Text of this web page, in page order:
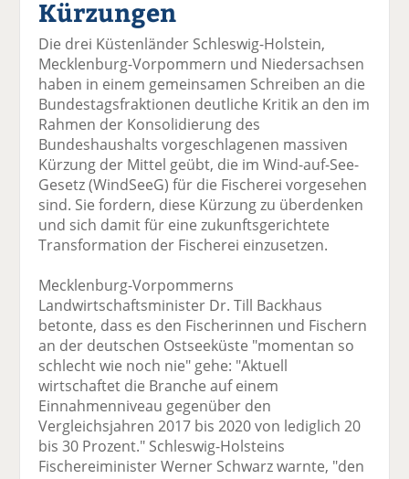
uf
F
ac
e
o
o
k
te
il
e
wi
tt
er
n
uf
Li
n
k
di
n
te
il
e
n
E
m
ai
v
er
se
n
ck
e
n
Kürzungen
Die drei Küstenländer Schleswig-Holstein,
Mecklenburg-Vorpommern und Niedersachsen
haben in einem gemeinsamen Schreiben an die
Bundestagsfraktionen deutliche Kritik an den im
Rahmen der Konsolidierung des
Bundeshaushalts vorgeschlagenen massiven
Kürzung der Mittel geübt, die im Wind-auf-See-
Gesetz (WindSeeG) für die Fischerei vorgesehen
sind. Sie fordern, diese Kürzung zu überdenken
und sich damit für eine zukunftsgerichtete
Transformation der Fischerei einzusetzen.
Mecklenburg-Vorpommerns
Landwirtschaftsminister Dr. Till Backhaus
betonte, dass es den Fischerinnen und Fischern
an der deutschen Ostseeküste "momentan so
schlecht wie noch nie" gehe: "Aktuell
wirtschaftet die Branche auf einem
Einnahmenniveau gegenüber den
Vergleichsjahren 2017 bis 2020 von lediglich 20
bis 30 Prozent." Schleswig-Holsteins
Fischereiminister Werner Schwarz warnte, "den